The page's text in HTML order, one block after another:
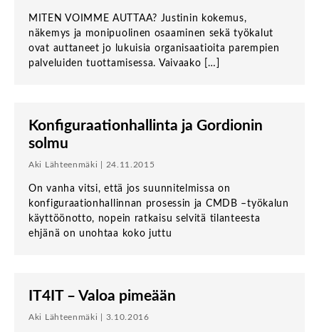
MITEN VOIMME AUTTAA? Justinin kokemus,
näkemys ja monipuolinen osaaminen sekä työkalut
ovat auttaneet jo lukuisia organisaatioita parempien
palveluiden tuottamisessa. Vaivaako […]
Konfiguraationhallinta ja Gordionin
solmu
Aki Lähteenmäki | 24.11.2015
On vanha vitsi, että jos suunnitelmissa on
konfiguraationhallinnan prosessin ja CMDB –työkalun
käyttöönotto, nopein ratkaisu selvitä tilanteesta
ehjänä on unohtaa koko juttu
IT4IT – Valoa pimeään
Aki Lähteenmäki | 3.10.2016